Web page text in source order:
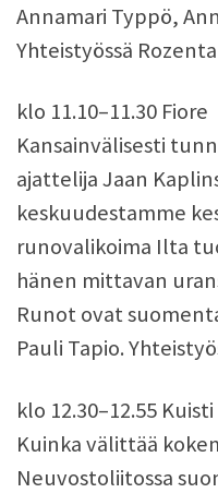
Annamari Typpö,
Yhteistyössä
klo 11.10–11.30 Fiore
Kansainvälisesti
ajattelija Jaan
keskuudestamme
runovalikoima Ilta
hänen mittavan
Runot ovat
Pauli Tapio.
klo 12.30–12.55 Kuisti
Kuinka välittää
Neuvostoliitossa